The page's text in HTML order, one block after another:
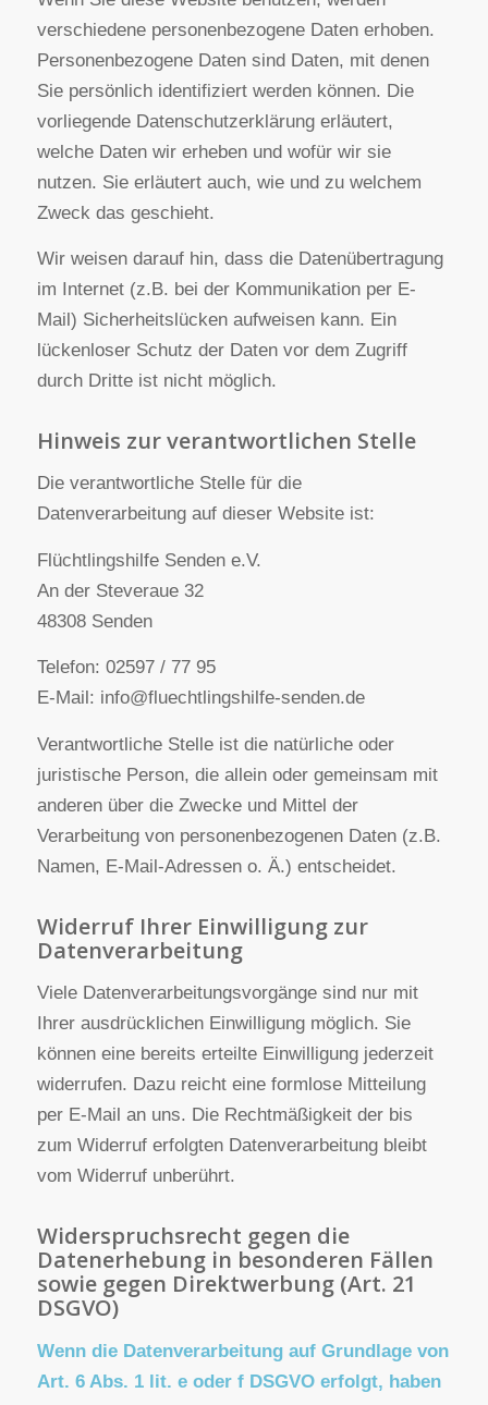
Die Betreiber dieser Seiten nehmen den Schutz
Ihrer persönlichen Daten sehr ernst. Wir
behandeln Ihre personenbezogenen Daten
vertraulich und entsprechend der gesetzlichen
Datenschutzvorschriften sowie dieser
Datenschutzerklärung.
Wenn Sie diese Website benutzen, werden
verschiedene personenbezogene Daten erhoben.
Personenbezogene Daten sind Daten, mit denen
Sie persönlich identifiziert werden können. Die
vorliegende Datenschutzerklärung erläutert,
welche Daten wir erheben und wofür wir sie
Zweck das geschieht.
Wir weisen darauf hin, dass die Datenübertragung
im Internet (z.B. bei der Kommunikation per E-
lückenloser Schutz der Daten vor dem Zugriff
Hinweis zur verantwortlichen Stelle
Die verantwortliche Stelle für die
Datenverarbeitung auf dieser Website ist:
Flüchtlingshilfe Senden e.V.
An der Steveraue 32
48308 Senden
E-Mail: info@fluechtlingshilfe-senden.de
Verantwortliche Stelle ist die natürliche oder
juristische Person, die allein oder gemeinsam mit
anderen über die Zwecke und Mittel der
Verarbeitung von personenbezogenen Daten (z.B.
Namen, E-Mail-Adressen o. Ä.) entscheidet.
Widerruf Ihrer Einwilligung zur
Datenverarbeitung
Ihrer ausdrücklichen Einwilligung möglich. Sie
können eine bereits erteilte Einwilligung jederzeit
widerrufen. Dazu reicht eine formlose Mitteilung
per E-Mail an uns. Die Rechtmäßigkeit der bis
zum Widerruf erfolgten Datenverarbeitung bleibt